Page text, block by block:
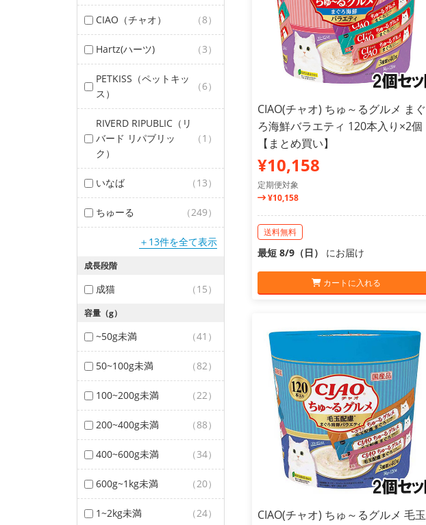
CIAO（チャオ） （8）
Hartz(ハーツ) （3）
PETKISS（ペットキッ
ス）
（6）
RIVERD RIPUBLIC（リ
バード リパブリッ
ク）
（1）
いなば （13）
ちゅーる （249）
＋13件を全て表示
成長段階
成猫 （15）
容量（g）
~50g未満 （41）
50~100g未満 （82）
100~200g未満 （22）
200~400g未満 （88）
400~600g未満 （34）
600g~1kg未満 （20）
1~2kg未満 （24）
CIAO(チャオ) ちゅ～るグルメ まぐ
ろ海鮮バラエティ 120本入り×2個
【まとめ買い】
¥10,158
定期便対象
¥10,158
送料無料
最短 8/9（日） にお届け
カートに入れる
CIAO(チャオ) ちゅ～るグルメ 毛玉